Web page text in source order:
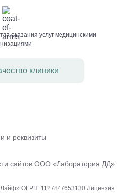
оказания услуг медицинскими
клиники
и реквизиты
сайтов ООО «Лаборатория ДД»
ОГРН: 1127847653130 Лицензия